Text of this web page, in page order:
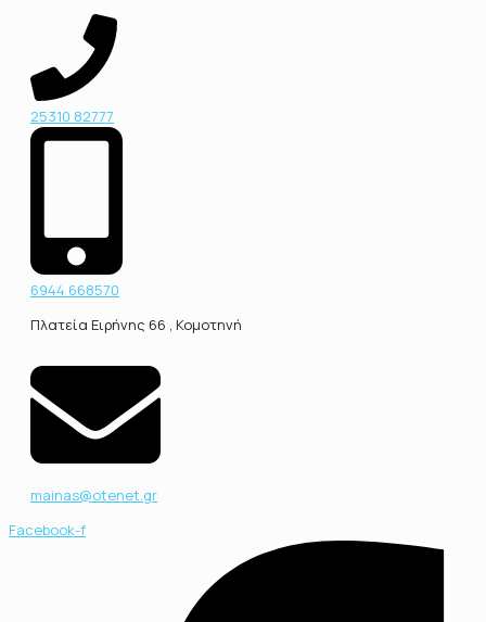
25310 82777
6944 668570
Πλατεία Ειρήνης 66 , Κομοτηνή
mainas@otenet.gr
Facebook-f